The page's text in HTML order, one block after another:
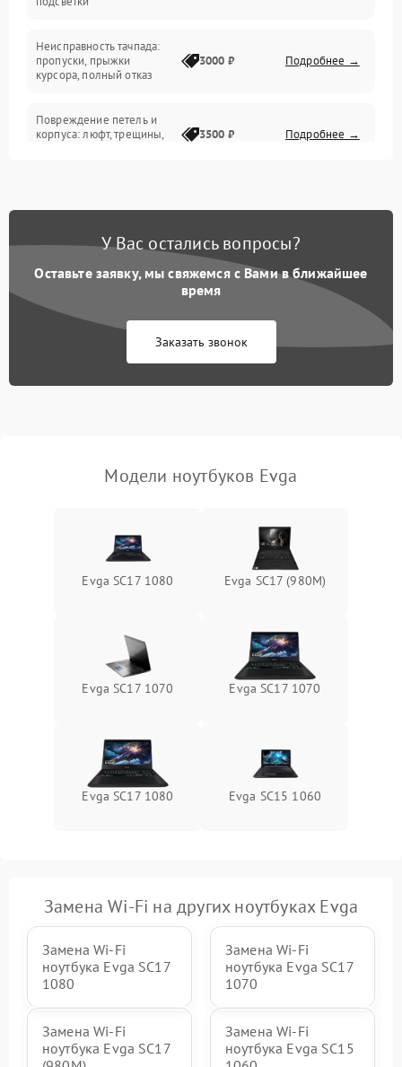
Батарея
Сеть и интернет
Неисправность тачпада:
пропуски, прыжки
курсора, полный отказ
3000 ₽ Подробнее →
Повреждение петель и
корпуса: люфт, трещины,
3500 ₽ Подробнее →
быстрая разрядка,
2500 ₽ Подробнее →
Неисправность зарядного
питания
2000 ₽ Подробнее →
неисправности кулера
пропадание диска
вылеты приложений,
синие экраны
Подробнее →
У Вас остались вопросы?
Оставьте заявку, мы свяжемся с Вами в ближайшее
время
Заказать звонок
Модели ноутбуков Evga
Evga SC17 1080 Evga SC17 (980M)
Evga SC17 1070 Evga SC17 1070
Evga SC17 1080 Evga SC15 1060
Замена Wi-Fi на других ноутбуках Evga
Замена Wi-Fi
ноутбука Evga SC17
1080
Замена Wi-Fi
ноутбука Evga SC17
1070
Замена Wi-Fi
ноутбука Evga SC17
Замена Wi-Fi
ноутбука Evga SC15